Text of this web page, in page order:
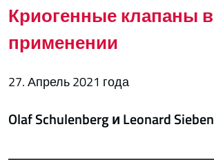
Криогенные клапаны в
применении
27. Апрель 2021 года
Olaf Schulenberg и Leonard Sieben